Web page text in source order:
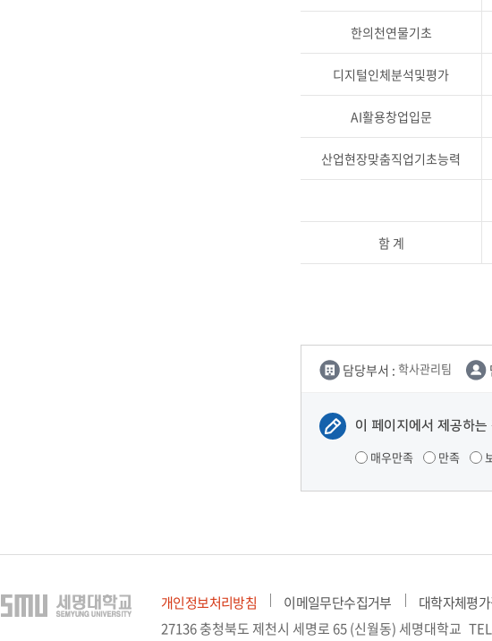
한의천연물기초
디지털인체분석및평가
AI활용창업입문
산업현장맞춤직업기초능력
함 계
담당부서 : 학사관리팀
이 페이지에서 제공하
매우만족 만족
개인정보처리방침 이메일무단수집거부 대학자체평
27136 충청북도 제천시 세명로 65 (신월동) 세명대학교